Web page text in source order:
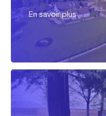
En savoir plus